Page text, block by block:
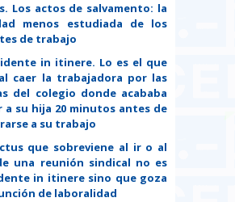
Los actos de salvamento: la
menos estudiada de los
de trabajo
in itinere. Lo es el que
caer la trabajadora por las
del colegio donde acababa
a su hija 20 minutos antes de
a su trabajo
que sobreviene al ir o al
una reunión sindical no es
in itinere sino que goza
de laboralidad